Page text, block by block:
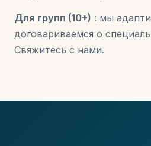
Для групп (10+) : мы
договариваемся о
Свяжитесь с нами.